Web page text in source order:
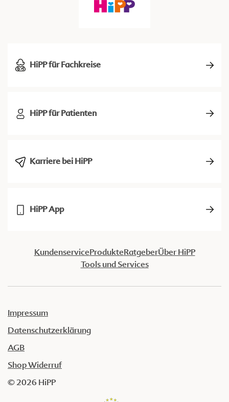
HiPP für Fachkreise
HiPP für Patienten
Karriere bei HiPP
HiPP App
KundenserviceProdukteRatgeberÜber HiPP
Tools und Services
Impressum
Datenschutzerklärung
AGB
Shop Widerruf
© 2026 HiPP